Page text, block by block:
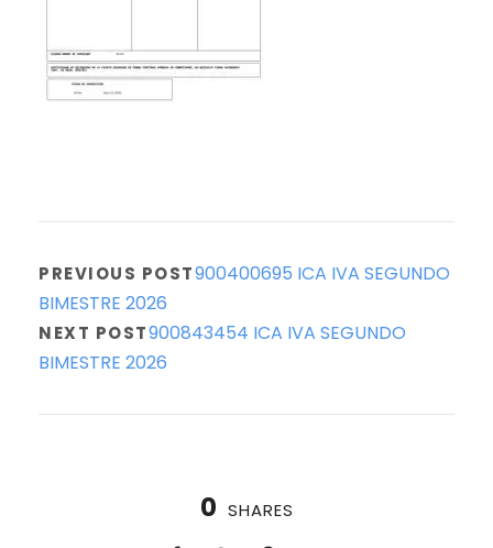
PREVIOUS POST900400695 ICA IVA SEGUNDO
BIMESTRE 2026
NEXT POST900843454 ICA IVA SEGUNDO
BIMESTRE 2026
0 SHARES